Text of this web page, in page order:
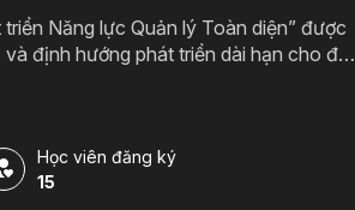
Năng lực Quản lý Toàn diện” được
định hướng phát triển dài hạn cho đội
Học viên đăng ký
15